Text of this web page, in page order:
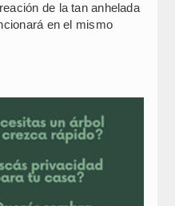
de la tan anhelada
en el mismo